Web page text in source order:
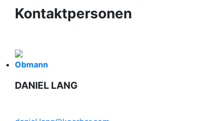
Kontaktpersonen
Obmann
DANIEL LANG